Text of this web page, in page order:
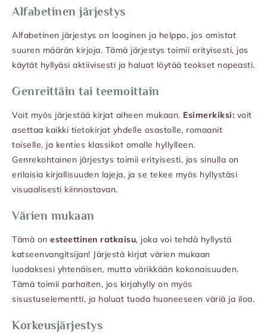
Alfabetinen järjestys
Alfabetinen järjestys on looginen ja helppo, jos omistat
suuren määrän kirjoja. Tämä järjestys toimii erityisesti, jos
käytät hyllyäsi aktiivisesti ja haluat löytää teokset nopeasti.
Genreittäin tai teemoittain
Voit myös järjestää kirjat aiheen mukaan. Esimerkiksi: voit
asettaa kaikki tietokirjat yhdelle osastolle, romaanit
toiselle, ja kenties klassikot omalle hyllylleen.
Genrekohtainen järjestys toimii erityisesti, jos sinulla on
erilaisia kirjallisuuden lajeja, ja se tekee myös hyllystäsi
visuaalisesti kiinnostavan.
Värien mukaan
Tämä on esteettinen ratkaisu, joka voi tehdä hyllystä
katseenvangitsijan! Järjestä kirjat värien mukaan
luodaksesi yhtenäisen, mutta värikkään kokonaisuuden.
Tämä toimii parhaiten, jos kirjahylly on myös
sisustuselementti, ja haluat tuoda huoneeseen väriä ja iloa.
Korkeusjärjestys